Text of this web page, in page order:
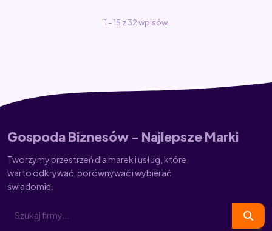
1 - 15 z 32 wpisów
Gospoda Biznesów - Najlepsze Marki
Tworzymy przestrzeń dla marek i usług, które
warto odkrywać, porównywać i wybierać
świadomie.